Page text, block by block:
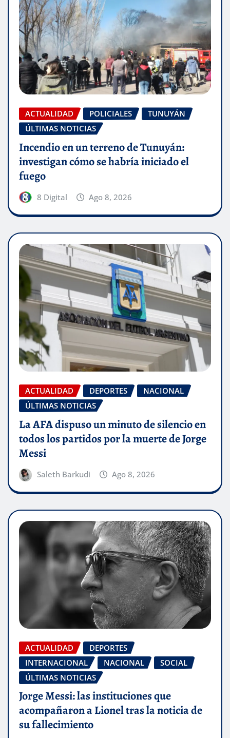
ACTUALIDAD POLICIALES
TUNUYÁN
ÚLTIMAS NOTICIAS
Incendio en un terreno de Tunuyán:
investigan cómo se habría iniciado el
fuego
8 Digital Ago 8, 2026
ACTUALIDAD DEPORTES
NACIONAL
ÚLTIMAS NOTICIAS
La AFA dispuso un minuto de silencio en
todos los partidos por la muerte de Jorge
Messi
Saleth Barkudi Ago 8, 2026
ACTUALIDAD
DEPORTES
INTERNACIONAL
NACIONAL
SOCIAL
ÚLTIMAS NOTICIAS
Jorge Messi: las instituciones que
acompañaron a Lionel tras la noticia de
su fallecimiento